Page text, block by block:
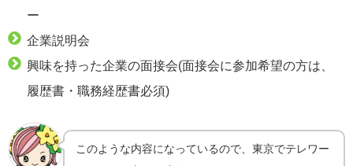
ー
企業説明会
興味を持った企業の面接会(面接会に参加希望の方は、
履歴書・職務経歴書必須)
このような内容になっているので、東京でテレワー